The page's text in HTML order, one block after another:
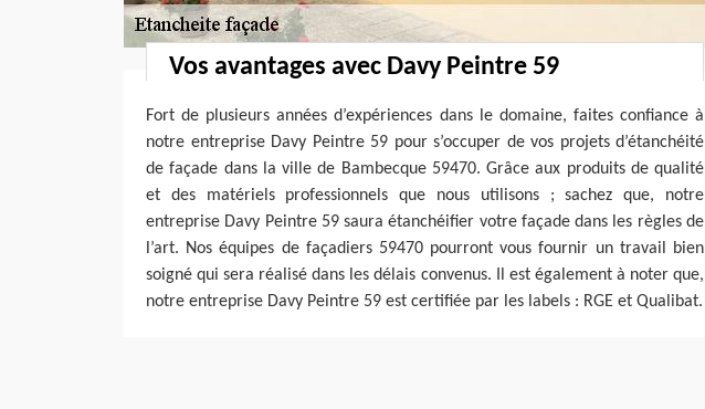
Vos avantages avec Davy Peintre 59
Fort de plusieurs années d’expériences dans le domaine, faites confiance à
notre entreprise Davy Peintre 59 pour s’occuper de vos projets d’étanchéité
de façade dans la ville de Bambecque 59470. Grâce aux produits de qualité
et des matériels professionnels que nous utilisons ; sachez que, notre
entreprise Davy Peintre 59 saura étanchéifier votre façade dans les règles de
l’art. Nos équipes de façadiers 59470 pourront vous fournir un travail bien
soigné qui sera réalisé dans les délais convenus. Il est également à noter que,
notre entreprise Davy Peintre 59 est certifiée par les labels : RGE et Qualibat.